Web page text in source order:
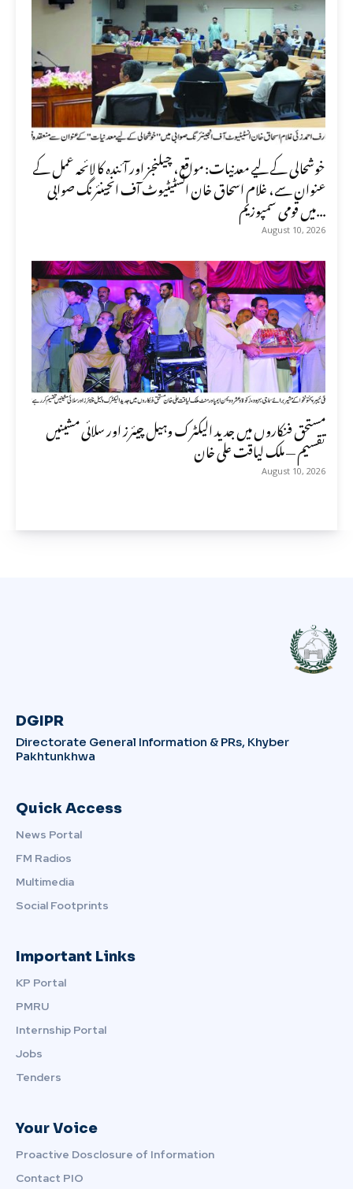
خوشحالی کے لیے معدنیات: مواقع، چیلنجز اور آئندہ کا لائحہ عمل کے
عنوان سے، غلام اسحاق خان انسٹیٹیوٹ آف انجینئرنگ صوابی
میں قومی سمپوزیم...
August 10, 2026
مستحق فنکاروں میں جدید الیکٹرک وہیل چیئرز اور سلائی مشینیں
تقسیم — ملک لیاقت علی خان
August 10, 2026
DGIPR
Directorate General Information & PRs, Khyber
Pakhtunkhwa
Quick Access
News Portal
FM Radios
Multimedia
Social Footprints
Important Links
KP Portal
PMRU
Internship Portal
Jobs
Tenders
Your Voice
Proactive Dosclosure of Information
Contact PIO